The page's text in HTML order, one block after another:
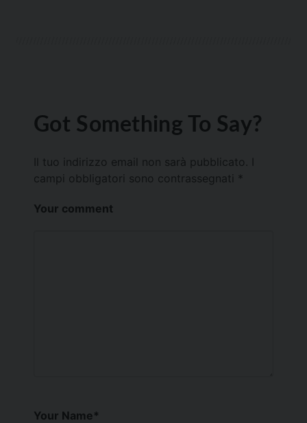
Got Something To Say?
Il tuo indirizzo email non sarà pubblicato.
campi obbligatori sono contrassegnati *
Your comment
Your Name*